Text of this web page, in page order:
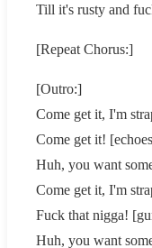
Till it's rusty and
[Repeat Chorus:]
[Outro:]
Come get it, I'm
Come get it!
Huh, you want
Come get it, I'm
Fuck that nigga!
Huh, you want